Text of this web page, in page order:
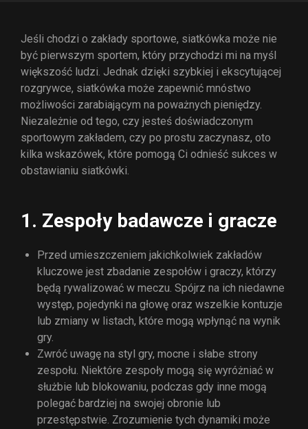
Jeśli chodzi o zakłady sportowe, siatkówka może nie
być pierwszym sportem, który przychodzi mi na myśl
większość ludzi. Jednak dzięki szybkiej i ekscytującej
rozgrywce, siatkówka może zapewnić mnóstwo
możliwości zarabiającym na poważnych pieniędzy.
Niezależnie od tego, czy jesteś doświadczonym
sportowym zakładem, czy po prostu zaczynasz, oto
kilka wskazówek, które pomogą Ci odnieść sukces w
obstawianiu siatkówki.
1. Zespoły badawcze i gracze
Przed umieszczeniem jakichkolwiek zakładów
kluczowe jest zbadanie zespołów i graczy, którzy
będą rywalizować w meczu. Spójrz na ich niedawne
występ, pojedynki na głowę oraz wszelkie kontuzje
lub zmiany w listach, które mogą wpłynąć na wynik
gry.
Zwróć uwagę na styl gry, mocne i słabe strony
zespołu. Niektóre zespoły mogą się wyróżniać w
służbie lub blokowaniu, podczas gdy inne mogą
polegać bardziej na swojej obronie lub
przestępstwie. Zrozumienie tych dynamiki może